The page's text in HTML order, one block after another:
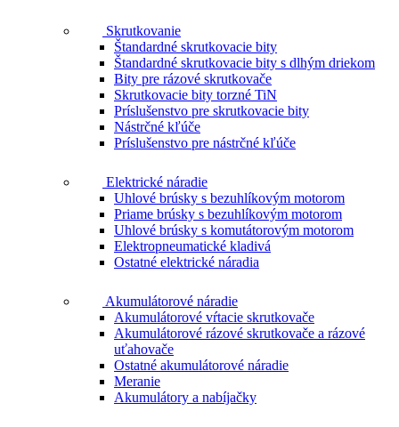
Skrutkovanie
Štandardné skrutkovacie bity
Štandardné skrutkovacie bity s dlhým driekom
Bity pre rázové skrutkovače
Skrutkovacie bity torzné TiN
Príslušenstvo pre skrutkovacie bity
Nástrčné kľúče
Príslušenstvo pre nástrčné kľúče
Elektrické náradie
Uhlové brúsky s bezuhlíkovým motorom
Priame brúsky s bezuhlíkovým motorom
Uhlové brúsky s komutátorovým motorom
Elektropneumatické kladivá
Ostatné elektrické náradia
Akumulátorové náradie
Akumulátorové vŕtacie skrutkovače
Akumulátorové rázové skrutkovače a rázové
uťahovače
Ostatné akumulátorové náradie
Meranie
Akumulátory a nabíjačky